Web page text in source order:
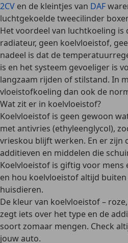
2CV en de kleintjes van DAF
luchtgekoelde tweecilinder
Het voordeel van luchtkoeling is
radiateur, geen koelvloeistof,
nadeel is dat de
is en het systeem gevoeliger is
langzaam rijden of stilstand. In
vloeistofkoeling dan ook de
Wat zit er in koelvloeistof?
Koelvloeistof is geen gewoon
metantivries (ethyleenglycol),
vrieskou blijft werken. En er zijn
additieven en middelen die
Koelvloeistof is giftig voor mens
en hou koelvloeistof altijd
huisdieren.
De kleur van koelvloeistof –
zegt iets over het type en de
soort zomaar mengen. Check
jouw auto.